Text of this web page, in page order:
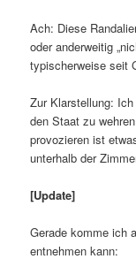
Ach: Diese
oder anderweitig
typischerweise seit
Zur Klarstellung:
den Staat zu
provozieren ist
unterhalb der
[Update]
Gerade komme ich
entnehmen kann: